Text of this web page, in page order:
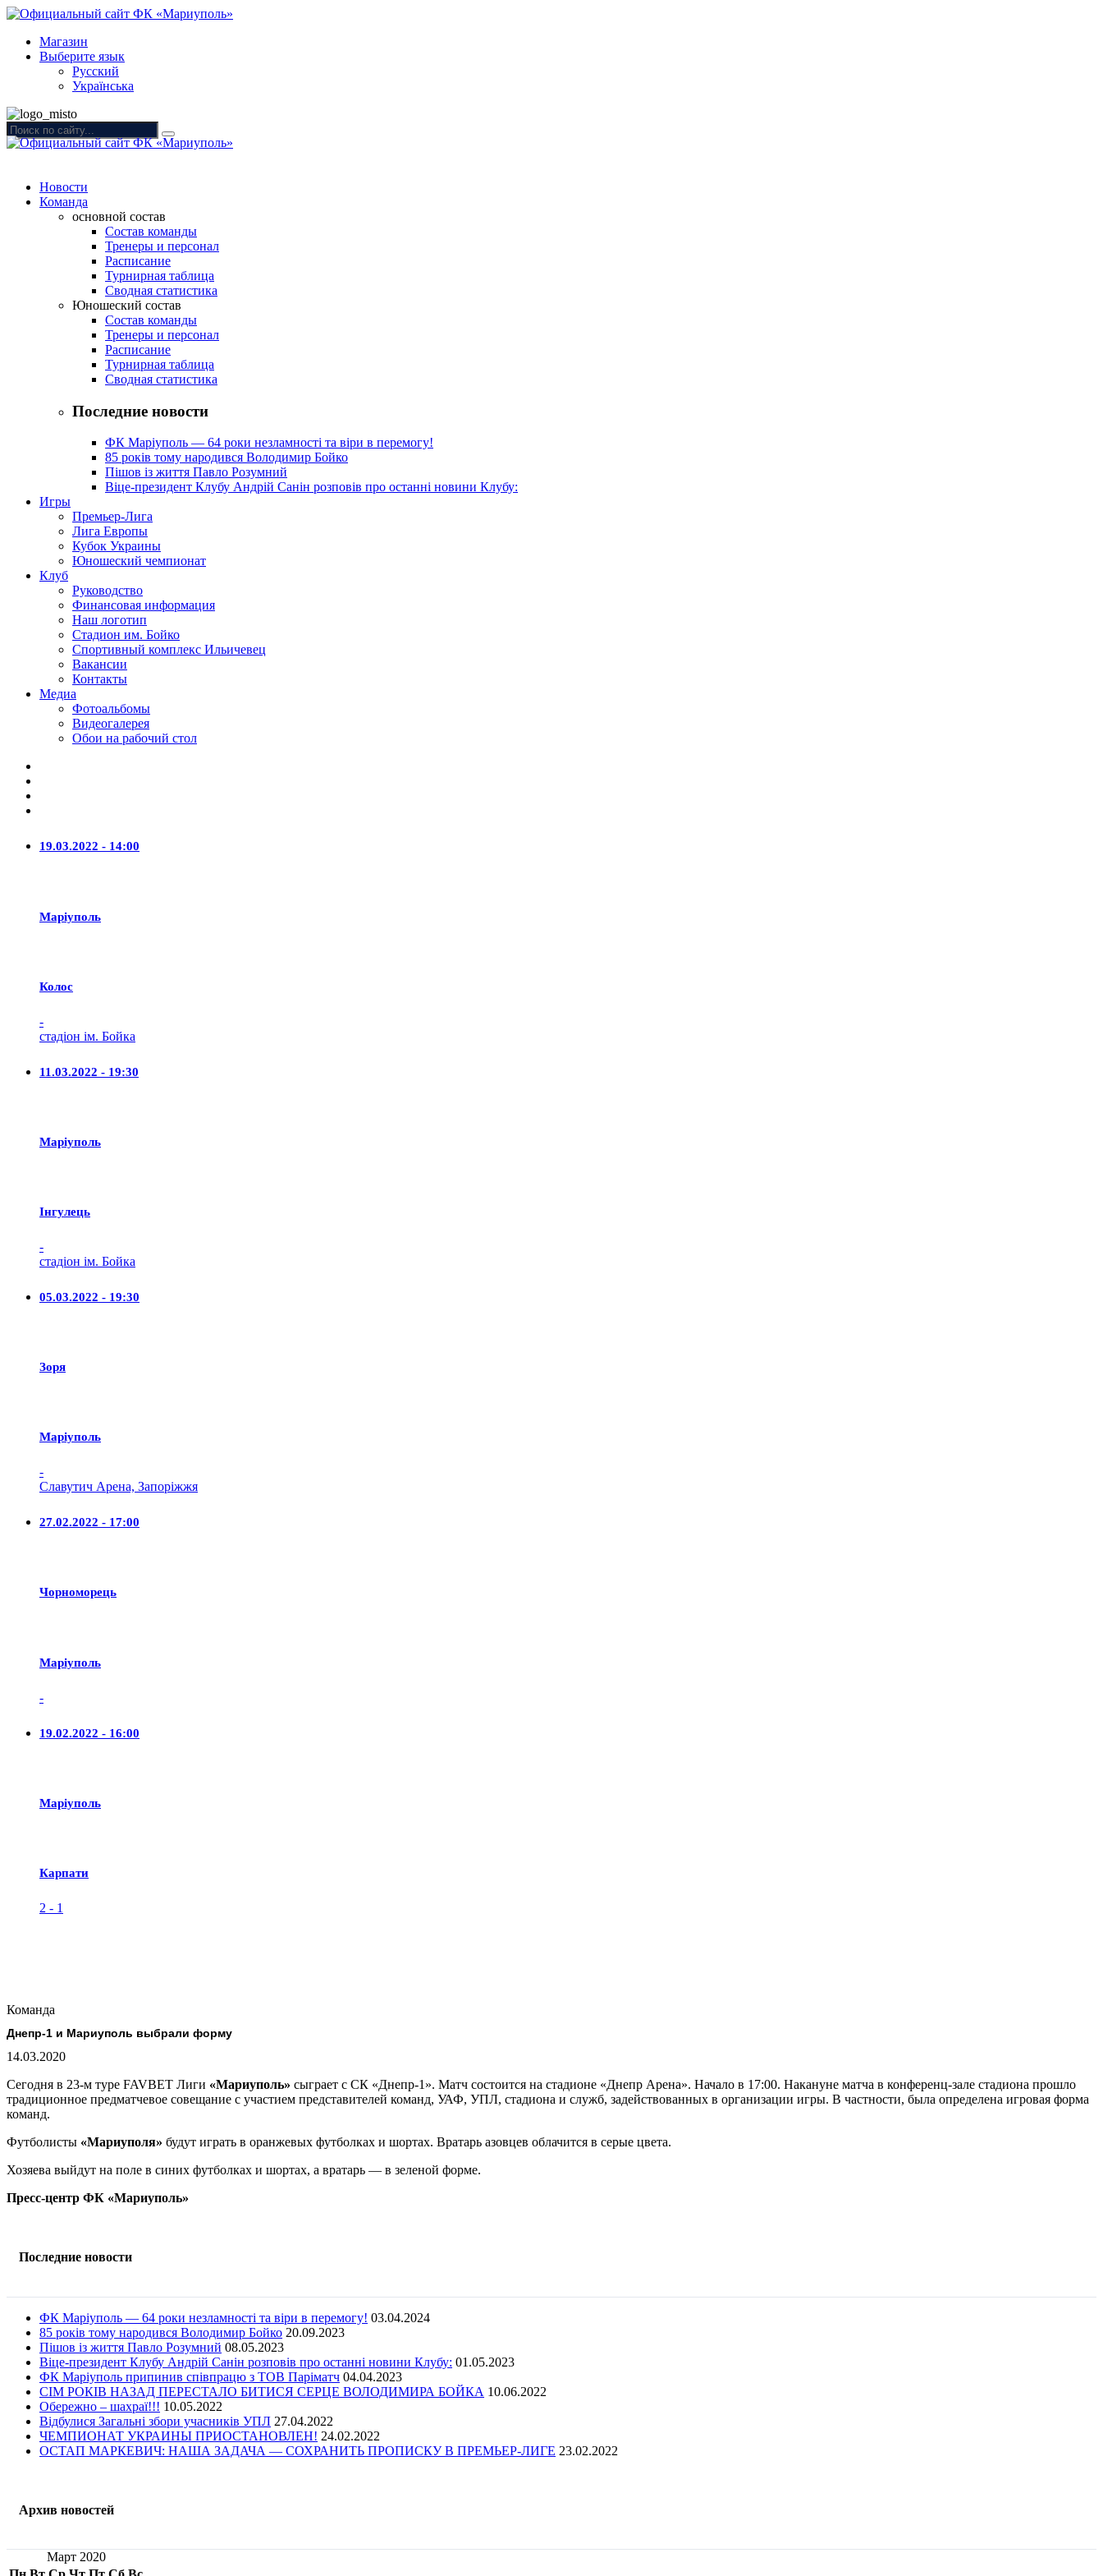
Магазин
Выберите язык
Русский
Українська
Новости
Команда
основной состав
Состав команды
Тренеры и персонал
Расписание
Турнирная таблица
Сводная статистика
Юношеский состав
Состав команды
Тренеры и персонал
Расписание
Турнирная таблица
Сводная статистика
Последние новости
ФК Маріуполь — 64 роки незламності та віри в перемогу!
85 років тому народився Володимир Бойко
Пішов із життя Павло Розумний
Віце-президент Клубу Андрій Санін розповів про останні новини Клубу:
Игры
Премьер-Лига
Лига Европы
Кубок Украины
Юношеский чемпионат
Клуб
Руководство
Финансовая информация
Наш логотип
Стадион им. Бойко
Спортивный комплекс Ильичевец
Вакансии
Контакты
Медиа
Фотоальбомы
Видеогалерея
Обои на рабочий стол
19.03.2022 - 14:00
Маріуполь
Колос
-
стадіон ім. Бойка
11.03.2022 - 19:30
Маріуполь
Iнгулець
-
стадіон ім. Бойка
05.03.2022 - 19:30
Зоря
Маріуполь
-
Славутич Арена, Запоріжжя
27.02.2022 - 17:00
Чорноморець
Маріуполь
-
19.02.2022 - 16:00
Маріуполь
Карпати
2 - 1
Команда
Днепр-1 и Мариуполь выбрали форму
14.03.2020
Сегодня в 23-м туре FAVBET Лиги «Мариуполь» сыграет с СК «Днепр-1». Матч состоится на стадионе «Днепр Арена». Начало в 17:00. Накануне матча в конференц-зале стадиона прошло
традиционное предматчевое совещание с участием представителей команд, УАФ, УПЛ, стадиона и служб, задействованных в организации игры. В частности, была определена игровая форма
команд.
Футболисты «Мариуполя» будут играть в оранжевых футболках и шортах. Вратарь азовцев облачится в серые цвета.
Хозяева выйдут на поле в синих футболках и шортах, а вратарь — в зеленой форме.
Пресс-центр ФК «Мариуполь»
Последние новости
ФК Маріуполь — 64 роки незламності та віри в перемогу! 03.04.2024
85 років тому народився Володимир Бойко 20.09.2023
Пішов із життя Павло Розумний 08.05.2023
Віце-президент Клубу Андрій Санін розповів про останні новини Клубу: 01.05.2023
ФК Маріуполь припинив співпрацю з ТОВ Паріматч 04.04.2023
СІМ РОКІВ НАЗАД ПЕРЕСТАЛО БИТИСЯ СЕРЦЕ ВОЛОДИМИРА БОЙКА 10.06.2022
Обережно – шахраї!!! 10.05.2022
Відбулися Загальні збори учасників УПЛ 27.04.2022
ЧЕМПИОНАТ УКРАИНЫ ПРИОСТАНОВЛЕН! 24.02.2022
ОСТАП МАРКЕВИЧ: НАША ЗАДАЧА — СОХРАНИТЬ ПРОПИСКУ В ПРЕМЬЕР-ЛИГЕ 23.02.2022
Архив новостей
Март 2020